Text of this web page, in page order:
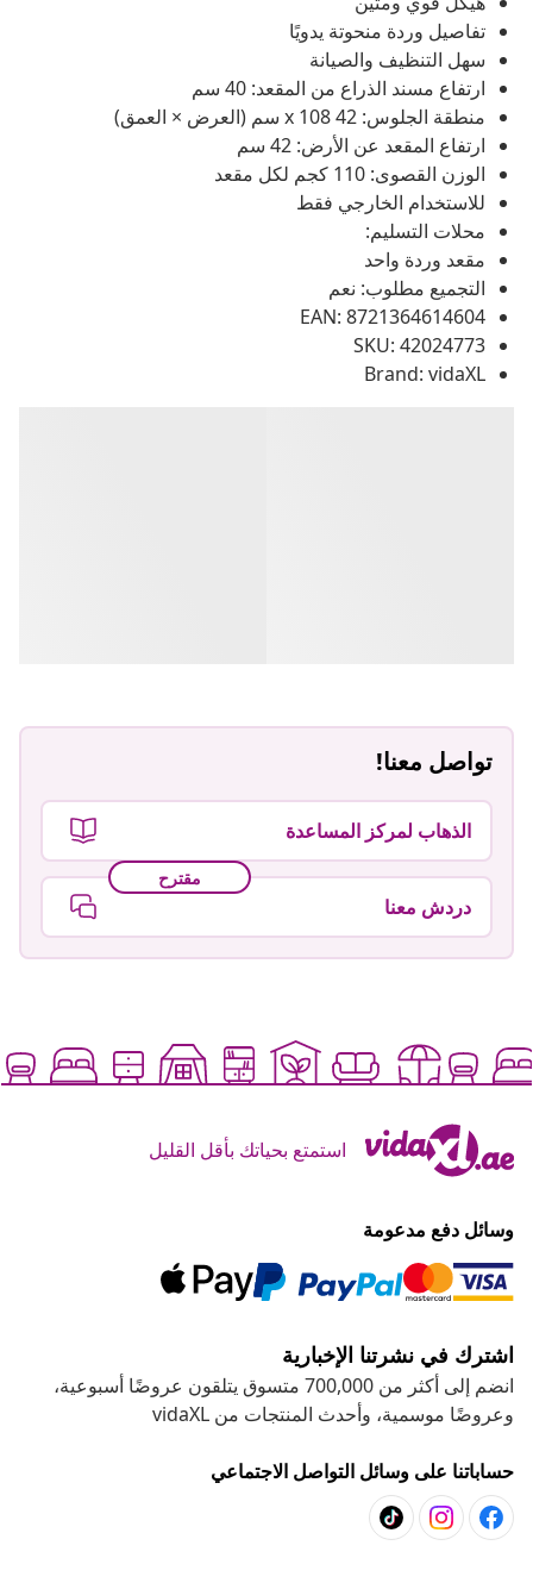
تفاصيل وردة منحوتة يدويًا
سهل التنظيف والصيانة
ارتفاع مسند الذراع من المقعد: 40 سم
منطقة الجلوس: 42 x 108 سم (العرض × العمق)
ارتفاع المقعد عن الأرض: 42 سم
الوزن القصوى: 110 كجم لكل مقعد
للاستخدام الخارجي فقط
محلات التسليم:
مقعد وردة واحد
التجميع مطلوب: نعم
EAN: 8721364614604
SKU: 42024773
Brand: vidaXL
تواصل معنا!
الذهاب لمركز المساعدة
مقترح
دردش معنا
استمتع بحياتك بأقل القليل
وسائل دفع مدعومة
اشترك في نشرتنا الإخبارية
انضم إلى أكثر من 700,000 متسوق يتلقون عروضًا أسبوعية،
وعروضًا موسمية، وأحدث المنتجات من vidaXL
حساباتنا على وسائل التواصل الاجتماعي